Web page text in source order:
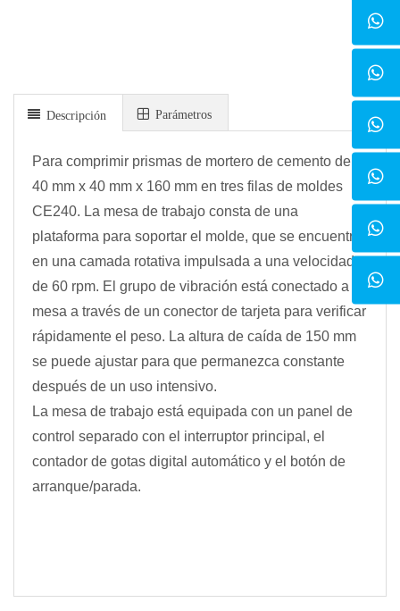
Descripción Parámetros
Para comprimir prismas de mortero de cemento de
40 mm x 40 mm x 160 mm en tres filas de moldes
CE240. La mesa de trabajo consta de una
plataforma para soportar el molde, que se encuentra
en una camada rotativa impulsada a una velocidad
de 60 rpm. El grupo de vibración está conectado a la
mesa a través de un conector de tarjeta para verificar
rápidamente el peso. La altura de caída de 150 mm
se puede ajustar para que permanezca constante
después de un uso intensivo.
La mesa de trabajo está equipada con un panel de
control separado con el interruptor principal, el
contador de gotas digital automático y el botón de
arranque/parada.